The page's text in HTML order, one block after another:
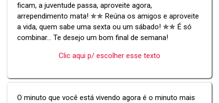
ficam, a juventude passa, aproveite agora,
arrependimento mata! ✯✯ Reúna os amigos e aproveite
a vida, quem sabe uma sexta ou um sábado! ✯✯ É só
combinar… Te desejo um bom final de semana!
Clic aqui p/ escolher esse texto
O minuto que você está vivendo agora é o minuto mais